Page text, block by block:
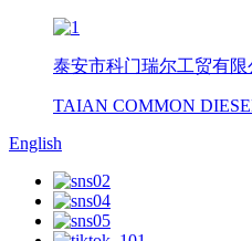
泰安市科门瑞尔工贸有限
TAIAN COMMON
English